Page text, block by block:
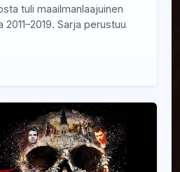
tuli maailmanlaajuinen
Sarja perustuu